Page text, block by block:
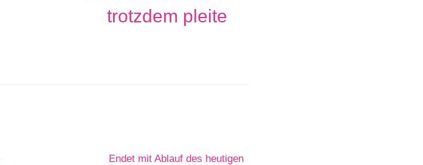
trotzdem pleite
Endet mit Ablauf des heutigen